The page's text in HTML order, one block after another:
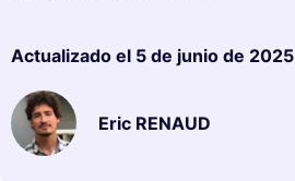
Actualizado el 5 de junio de 2025
Eric RENAUD